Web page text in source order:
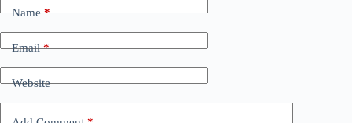
Name*
Email*
Website